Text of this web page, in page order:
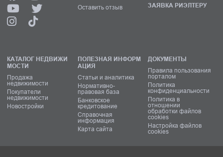
Оставить отзыв
ЗАЯВКА РИЭЛТЕРУ
КАТАЛОГ НЕДВИЖИ
МОСТИ
Продажа
недвижимости
Покупатели
недвижимости
Новостройки
ПОЛЕЗНАЯ ИНФОРМ
АЦИЯ
Статьи и аналитика
Нормативно-
правовая база
Банковское
кредитование
Справочная
информация
Карта сайта
ДОКУМЕНТЫ
Правила пользования
порталом
Политика
конфиденциальности
Политика в
отношении
обработки файлов
cookies
Настройка файлов
cookies